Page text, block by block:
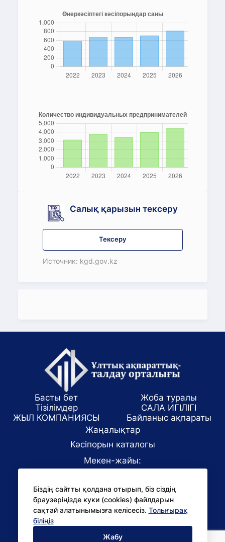
Салық қарызын тексеру
Тексеру
Источник: kgd.gov.kz
Біздің сайтты қолдана отырып, біз сіздің
браузеріңізде куки (cookies) файлдарын
сақтай алатынымызға келісесіз. Толығырақ
біліңіз
Жабу
Басты бет
Жоба туралы
Тізілімдер
САЛА ИГІЛІГІ
ЖЫЛ КОМПАНИЯСЫ
Байланыс ақпараты
Жаңалықтар
Кәсіпорын каталогы
Мекен-жайы:
E-mail:
office@niac.kz
pr@niac.kz